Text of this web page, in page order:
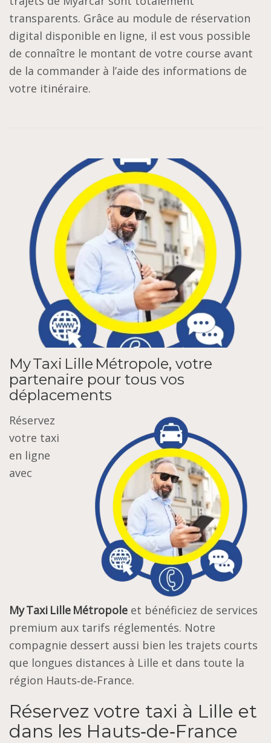
transparents. Grâce au module de réservation
digital disponible en ligne, il est vous possible
de connaître le montant de votre course avant
de la commander à l’aide des informations de
votre itinéraire.
My Taxi Lille Métropole, votre
partenaire pour tous vos
déplacements
Réservez
votre taxi
en ligne
avec
My Taxi Lille Métropole et bénéficiez de services
premium aux tarifs réglementés. Notre
compagnie dessert aussi bien les trajets courts
que longues distances à Lille et dans toute la
région Hauts‑de‑France.
Réservez votre taxi à Lille et
dans les Hauts‑de‑France